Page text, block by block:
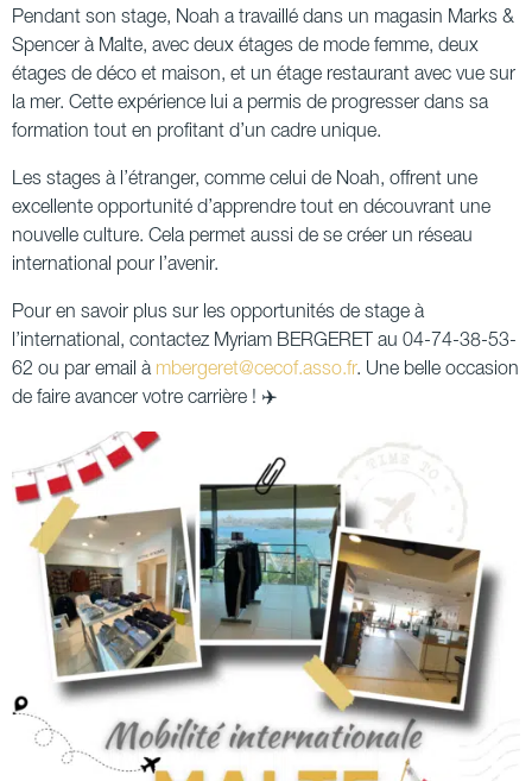
Pendant son stage, Noah a travaillé dans un magasin Marks &
Spencer à Malte, avec deux étages de mode femme, deux
étages de déco et maison, et un étage restaurant avec vue sur
la mer. Cette expérience lui a permis de progresser dans sa
formation tout en profitant d’un cadre unique.
Les stages à l’étranger, comme celui de Noah, offrent une
excellente opportunité d’apprendre tout en découvrant une
nouvelle culture. Cela permet aussi de se créer un réseau
international pour l’avenir.
Pour en savoir plus sur les opportunités de stage à
l’international, contactez Myriam BERGERET au 04-74-38-53-
62 ou par email à mbergeret@cecof.asso.fr. Une belle occasion
de faire avancer votre carrière ! ✈️